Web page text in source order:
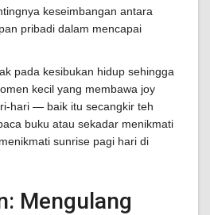
keseimbangan antara
pribadi dalam mencapai
pada kesibukan hidup sehingga
kecil yang membawa joy
hari — baik itu secangkir teh
buku atau sekadar menikmati
sunrise pagi hari di
Mengulang